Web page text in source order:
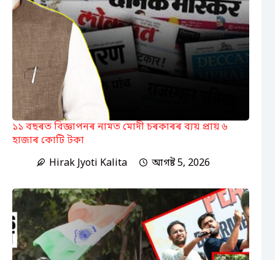
১১ বছৰত বিজ্ঞাপনৰ নামত মোদী চৰকাৰৰ ব্যয় প্ৰায় ৬
হাজাৰ কোটি টকা
Hirak Jyoti Kalita
আগষ্ট 5, 2026